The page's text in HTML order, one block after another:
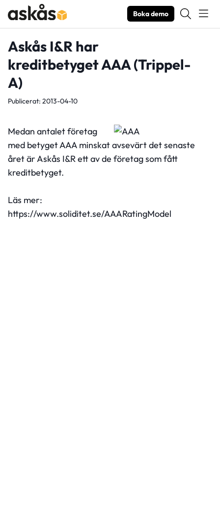
Boka demo
Askås I&R har
kreditbetyget AAA (Trippel-
A)
Publicerat: 2013-04-10
Medan antalet företag
med betyget AAA minskat avsevärt det senaste
året är Askås I&R ett av de företag som fått
kreditbetyget.
Läs mer:
https://www.soliditet.se/AAARatingModel